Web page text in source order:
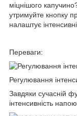
міцнішого
утримуйте кнопку
налаштує
Переваги:
Регулювання
Завдяки сучасній
інтенсивність